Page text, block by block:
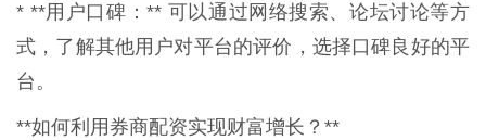
* **用户口碑：** 可以通过网络搜索、论坛讨论等方
式，了解其他用户对平台的评价，选择口碑良好的平
台。
**如何利用券商配资实现财富增长？**